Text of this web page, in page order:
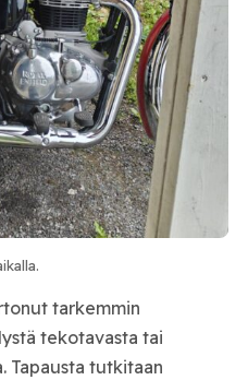
tarkemmin
tekotavasta tai
Tapausta tutkitaan